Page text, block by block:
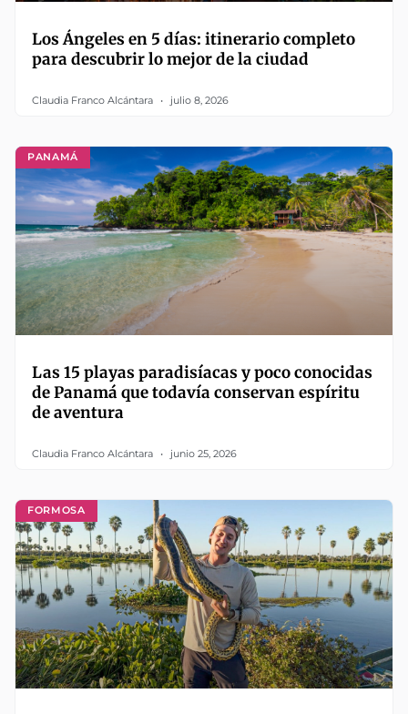
Los Ángeles en 5 días: itinerario completo
para descubrir lo mejor de la ciudad
Claudia Franco Alcántara julio 8, 2026
PANAMÁ
Las 15 playas paradisíacas y poco conocidas
de Panamá que todavía conservan espíritu
de aventura
Claudia Franco Alcántara junio 25, 2026
FORMOSA